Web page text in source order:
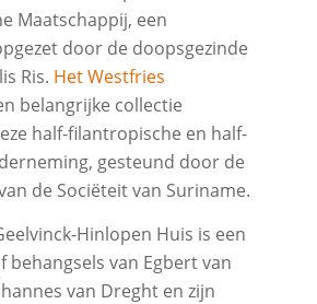
Maatschappij, een
door de doopsgezinde
Ris. Het Westfries
belangrijke collectie
half-filantropische en half-
gesteund door de
de Sociëteit van Suriname.
Hinlopen Huis is een
behangsels van Egbert van
van Dreght en zijn